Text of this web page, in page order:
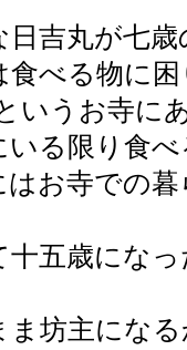
吉丸が七歳
食べる物に
いうお寺に
る限り食べ
はお寺での
五歳になっ
ま坊主にな